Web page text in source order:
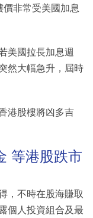
非常受美國加息
美國拉長加息週
然大幅急升，屆時
港股樓將凶多吉
等港股跌市
，不時在股海賺取
個人投資組合及最